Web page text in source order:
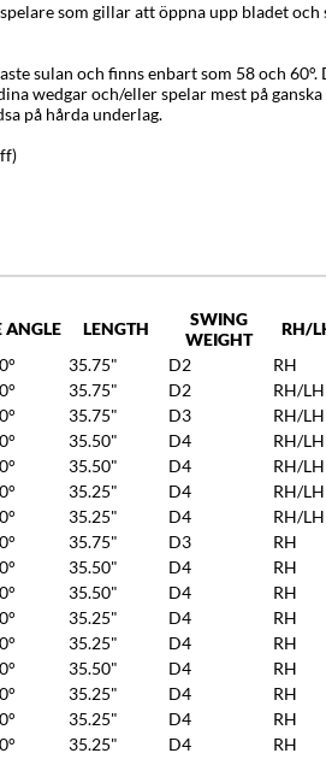
som gillar att öppna upp bladet och
sulan och finns enbart som 58 och 60°.
wedgar och/eller spelar mest på
på hårda underlag.
ANGLE LENGTH
SWING
WEIGHT
RH/
35.75" D2
RH
35.75" D2
RH/LH
35.75" D3
RH/LH
35.50" D4
RH/LH
35.50" D4
RH/LH
35.25" D4
RH/LH
35.25" D4
RH/LH
35.75" D3
RH
35.50" D4
RH
35.50" D4
RH
35.25" D4
RH
35.25" D4
RH
35.50" D4
RH
35.25" D4
RH
35.25" D4
RH
35.25" D4
RH